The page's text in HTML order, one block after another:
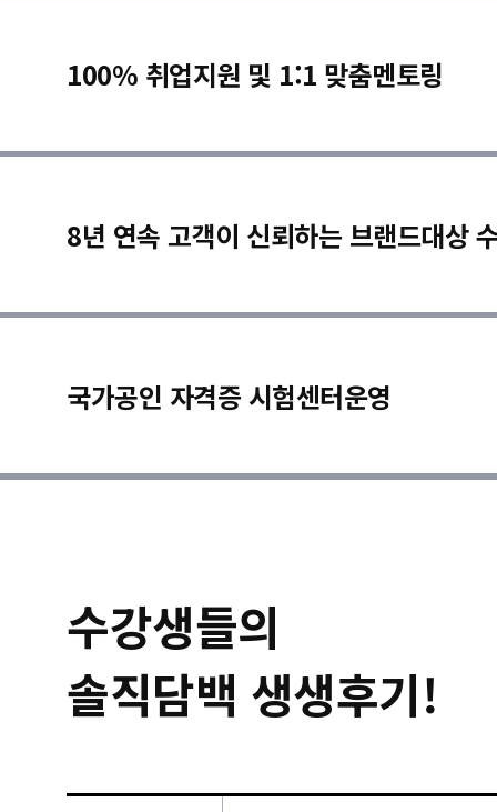
100% 취업지원 및 1:1 맞춤멘토링
8년 연속 고객이 신뢰하는 브랜드대상
국가공인 자격증 시험센터운영
수강생들의
솔직담백 생생후기!